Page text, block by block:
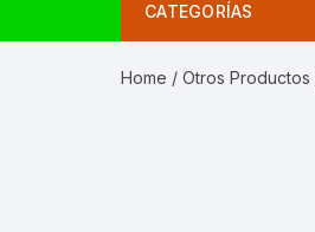
CATEGORÍAS
Home / Otros Productos